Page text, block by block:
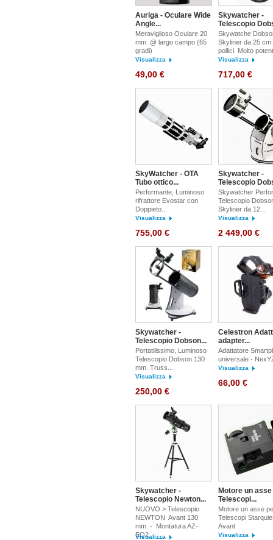
Auriga - Oculare Wide
Angle...
Meraviglioso Oculare 20
mm. @ largo campo (65
gradi)
Visualizza
49,00 €
Skywatcher -
Telescopio
Skywatche
Skyliner da 25
pollici. Molto
Visualizza
717,00 €
SkyWatcher - OTA
Tubo ottico...
Performante, Luminoso
rifrattore Evostar con
Doppieto...
Visualizza
755,00 €
Skywatcher -
Telescopio
Skywatcher
Telescopio
Skyliner da 12...
Visualizza
2 449,00 €
Skywatcher -
Telescopio Dobson...
Portatilissimo, Luminoso
Telescopio Dobson 130
mm. Truss...
Visualizza
250,00 €
Celestron
adapter...
Adattatore
universale -
Visualizza
66,00 €
Skywatcher -
Telescopio Newton...
NUOVO > Telescopio
NEWTON Avant 130
mm. - Montatura AZ-
EQ2
Visualizza
Motore un
Telescopi...
Motore un asse
Telescopi
Avant
Visualizza